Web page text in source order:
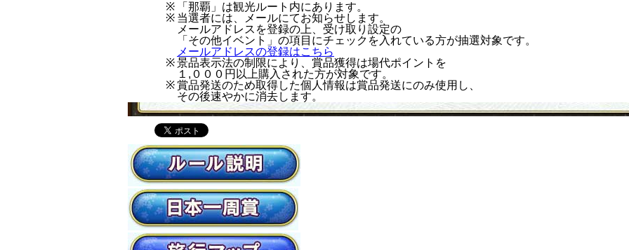
「那覇」は観光ルート内にあります。
当選者には、メールにてお知らせします。
メールアドレスを登録の上、受け取り設定の
「その他イベント」の項目にチェックを入れている方が抽選対象です。
メールアドレスの登録はこちら
景品表示法の制限により、賞品獲得は場代ポイントを
１,０００円以上購入された方が対象です。
賞品発送のため取得した個人情報は賞品発送にのみ使用し、
その後速やかに消去します。